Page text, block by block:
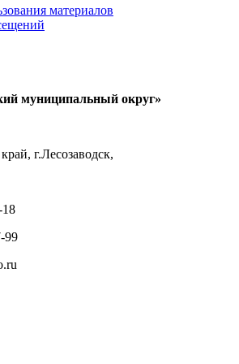
материалов
муниципальный округ»
г.Лесозаводск,
18
99